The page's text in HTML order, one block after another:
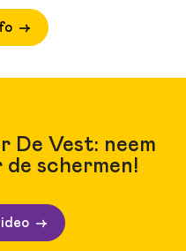
De Vest: neem
schermen!